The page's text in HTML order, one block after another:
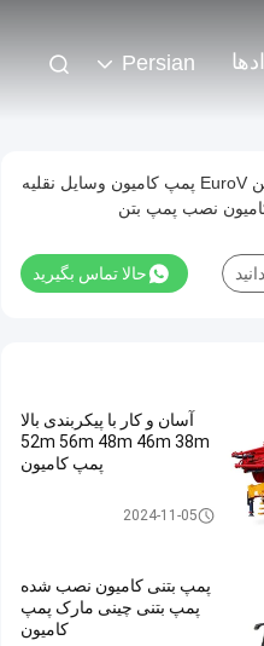
Persian
28m-65m بتن EuroV پمپ کامیون وسایل نقلیه
نصب پمپ بتن
حالا تماس بگیرید
آسان و کار با پیکربندی بالا
52m 56m 48m 46m 38m
پمپ کامیون
2024-11-05
پمپ بتنی کامیون نصب شده
پمپ بتنی چینی مارک پمپ
کامیون